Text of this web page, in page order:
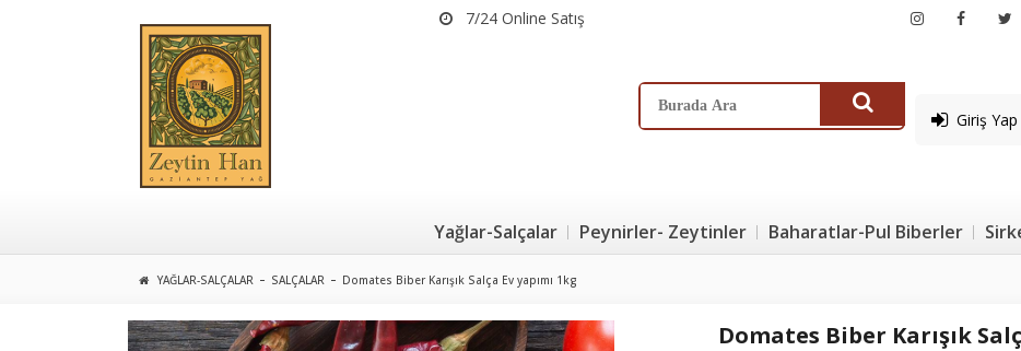
7/24 Online Satış
Giriş Yap
Yağlar-Salçalar Peynirler- Zeytinler Baharatlar-Pul Biberler
YAĞLAR-SALÇALAR SALÇALAR Domates Biber Karışık Salça Ev yapımı 1kg
Domates Biber Karışık